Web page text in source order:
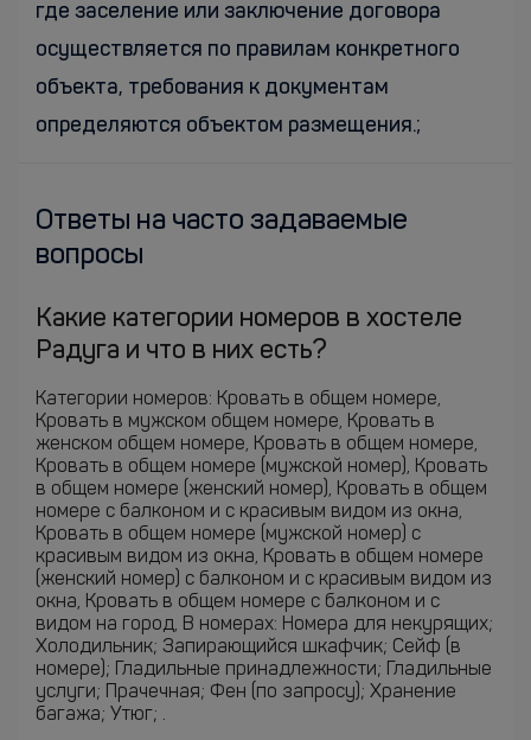
где заселение или заключение договора
осуществляется по правилам конкретного
объекта, требования к документам
определяются объектом размещения.;
Ответы на часто задаваемые
вопросы
Какие категории номеров в хостеле
Радуга и что в них есть?
Категории номеров: Кровать в общем номере,
Кровать в мужском общем номере, Кровать в
женском общем номере, Кровать в общем номере,
Кровать в общем номере (мужской номер), Кровать
в общем номере (женский номер), Кровать в общем
номере с балконом и с красивым видом из окна,
Кровать в общем номере (мужской номер) с
красивым видом из окна, Кровать в общем номере
(женский номер) с балконом и с красивым видом из
окна, Кровать в общем номере с балконом и с
видом на город, В номерах: Номера для некурящих;
Холодильник; Запирающийся шкафчик; Сейф (в
номере); Гладильные принадлежности; Гладильные
услуги; Прачечная; Фен (по запросу); Хранение
багажа; Утюг; .